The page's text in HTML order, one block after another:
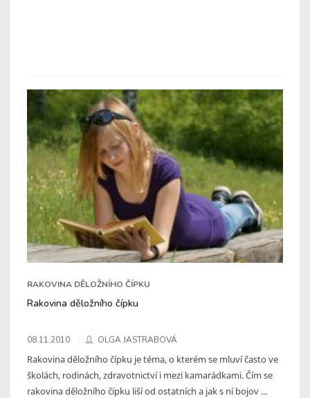
RAKOVINA DĚLOŽNÍHO ČÍPKU
Rakovina děložního čípku
08.11.2010 OLGA JASTRABOVÁ
Rakovina děložního čípku je téma, o kterém se mluví často ve
školách, rodinách, zdravotnictví i mezi kamarádkami. Čím se
rakovina děložního čípku liší od ostatních a jak s ní bojov ...